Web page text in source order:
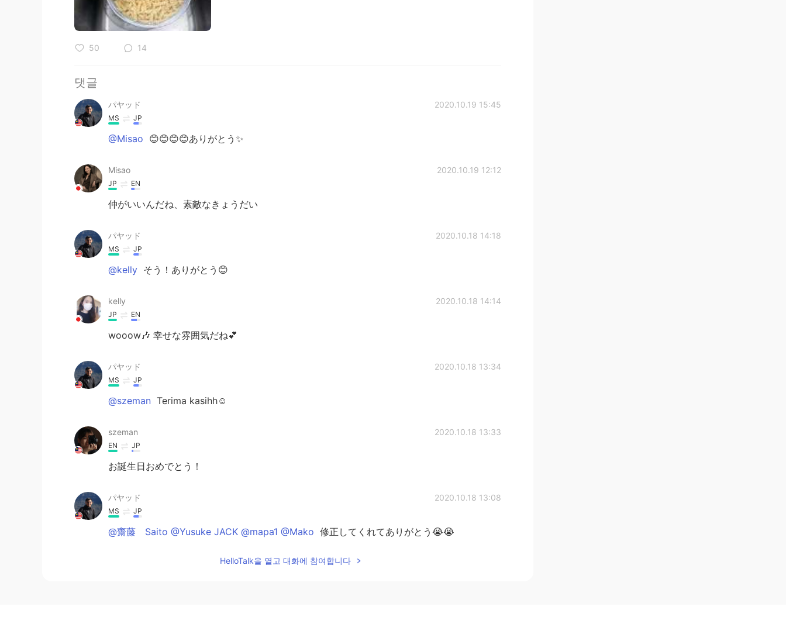
50 14
댓글
パヤッド 2020.10.19 15:45
MS JP
@Misao 😊😊😊😊ありがとう✨
Misao 2020.10.19 12:12
JP EN
仲がいいんだね、素敵なきょうだい
パヤッド 2020.10.18 14:18
MS JP
@kelly そう！ありがとう😊
kelly 2020.10.18 14:14
JP EN
wooow🎶 幸せな雰囲気だね💕
パヤッド 2020.10.18 13:34
MS JP
@szeman Terima kasihh☺
szeman 2020.10.18 13:33
EN JP
お誕生日おめでとう！
パヤッド 2020.10.18 13:08
MS JP
@齋藤 Saito @Yusuke JACK @mapa1 @Mako 修正してくれてありがとう😭😭
HelloTalk을 열고 대화에 참여합니다